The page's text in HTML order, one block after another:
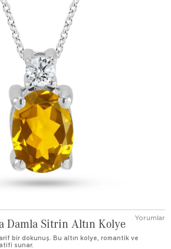
Damla Sitrin Altın Kolye Yorumlar
bir dokunuş. Bu altın kolye, romantik ve
sunar.